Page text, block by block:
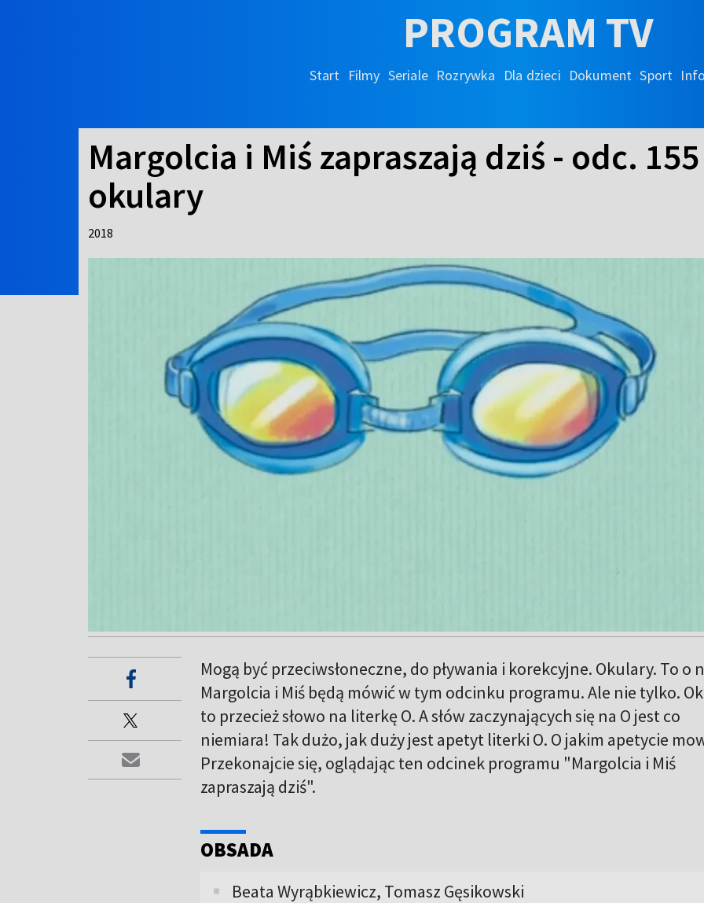
PROGRAM TV
Start Filmy Seriale Rozrywka Dla dzieci Dokument Sport
Margolcia i Miś zapraszają dziś - odc.
okulary
2018
Mogą być przeciwsłoneczne, do pływania i korekcyjne. Okulary. To o
Margolcia i Miś będą mówić w tym odcinku programu. Ale nie tylko.
to przecież słowo na literkę O. A słów zaczynających się na O jest co
niemiara! Tak dużo, jak duży jest apetyt literki O. O jakim apetycie
Przekonajcie się, oglądając ten odcinek programu "Margolcia i Miś
zapraszają dziś".
OBSADA
Beata Wyrąbkiewicz, Tomasz Gęsikowski